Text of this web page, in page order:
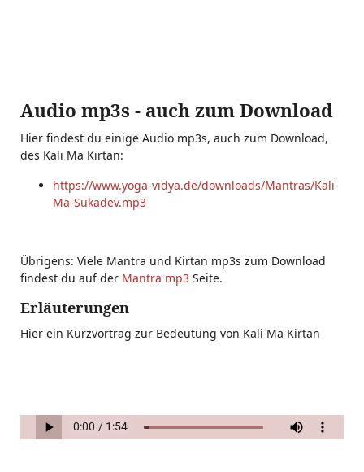
Audio mp3s - auch zum Download
Hier findest du einige Audio mp3s, auch zum Download,
des Kali Ma Kirtan:
https://www.yoga-vidya.de/downloads/Mantras/Kali-
Ma-Sukadev.mp3
Übrigens: Viele Mantra und Kirtan mp3s zum Download
findest du auf der Mantra mp3 Seite.
Erläuterungen
Hier ein Kurzvortrag zur Bedeutung von Kali Ma Kirtan